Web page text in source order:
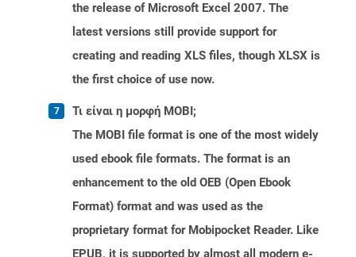
the release of Microsoft Excel 2007. The
latest versions still provide support for
creating and reading XLS files, though XLSX is
the first choice of use now.
Τι είναι η μορφή MOBI;
The MOBI file format is one of the most widely
used ebook file formats. The format is an
enhancement to the old OEB (Open Ebook
Format) format and was used as the
proprietary format for Mobipocket Reader. Like
EPUB, it is supported by almost all modern e-